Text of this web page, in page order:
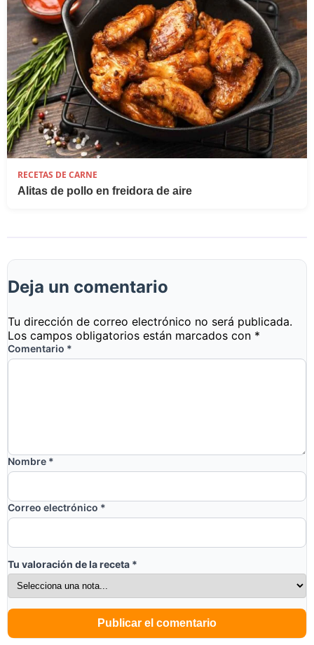
RECETAS DE CARNE
Alitas de pollo en freidora de aire
Deja un comentario
Tu dirección de correo electrónico no será publicada.
Los campos obligatorios están marcados con *
Comentario *
Nombre *
Correo electrónico *
Tu valoración de la receta *